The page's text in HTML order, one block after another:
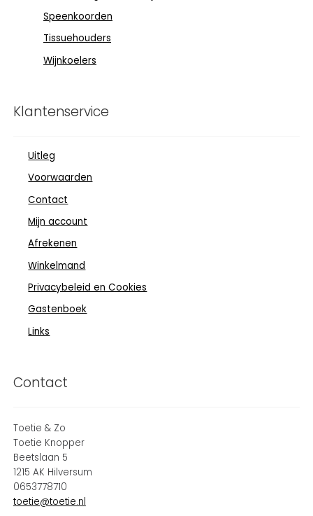
Speenkoorden
Tissuehouders
Wijnkoelers
Klantenservice
Uitleg
Voorwaarden
Contact
Mijn account
Afrekenen
Winkelmand
Privacybeleid en Cookies
Gastenboek
Links
Contact
Toetie & Zo
Toetie Knopper
Beetslaan 5
1215 AK Hilversum
0653778710
toetie@toetie.nl